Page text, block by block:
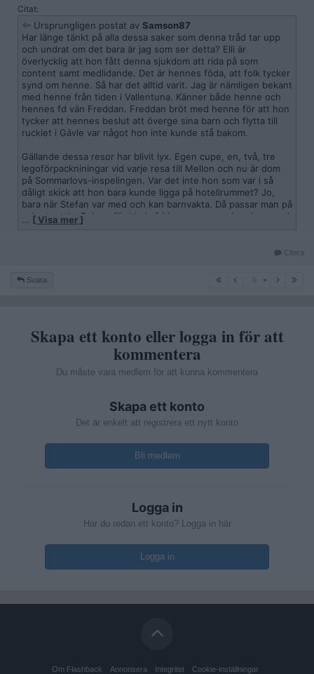
Citat:
Ursprungligen postat av Samson87
Har länge tänkt på alla dessa saker som denna tråd tar upp
och undrat om det bara är jag som ser detta? Elli är
överlycklig att hon fått denna sjukdom att rida på som
content samt medlidande. Det är hennes föda, att folk tycker
synd om henne. Så har det alltid varit. Jag är nämligen bekant
med henne från tiden i Vallentuna. Känner både henne och
hennes fd vän Freddan. Freddan bröt med henne för att hon
tycker att hennes beslut att överge sina barn och flytta till
rucklet i Gävle var något hon inte kunde stå bakom.
Gällande dessa resor har blivit lyx. Egen cupe, en, två, tre
legoförpackniningar vid varje resa till Mellon och nu är dom
på Sommarlovs-inspelingen. Var det inte hon som var i så
dåligt skick att hon bara kunde ligga på hotellrummet? Jo,
bara när Stefan var med och kan barnvakta. Då passar man på
och utnyttja. Och varför i hela fridens namn envisas hon med
att benämna honom som PAPPA? Han är inte Mellons pappa!
… [ Visa mer ]
Citera
Svara
Skapa ett konto eller logga in för att
kommentera
Du måste vara medlem för att kunna kommentera
Skapa ett konto
Det är enkelt att registrera ett nytt konto
Bli medlem
Logga in
Har du redan ett konto? Logga in här
Logga in
Om Flashback Annonsera Integritet Cookie-inställningar